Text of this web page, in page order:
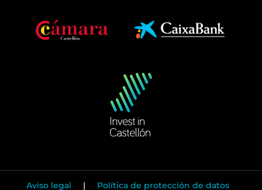
Aviso legal | Política de protección de datos